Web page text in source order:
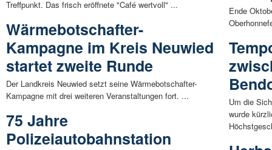
Treffpunkt. Das frisch eröffnete "Café wertvoll" ...
Wärmebotschafter-
Kampagne im Kreis Neuwied
startet zweite Runde
Der Landkreis Neuwied setzt seine Wärmebotschafter-
Kampagne mit drei weiteren Veranstaltungen fort. ...
75 Jahre
Polizeiautobahnstation
Ende
Um die
wurde